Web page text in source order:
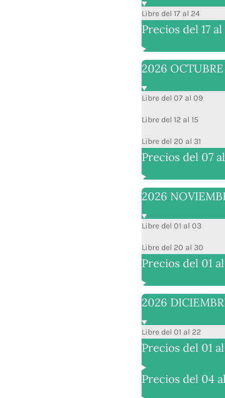
Libre del 17 al 24
Precios del 17 al
2026 OCTUBRE
Libre del 07 al 09
Libre del 12 al 15
Libre del 20 al 31
Precios del 07 al
2026
Libre del 01 al 03
Libre del 20 al 30
Precios del 01
2026
Libre del 01 al 22
Precios del 01
Precios del 04